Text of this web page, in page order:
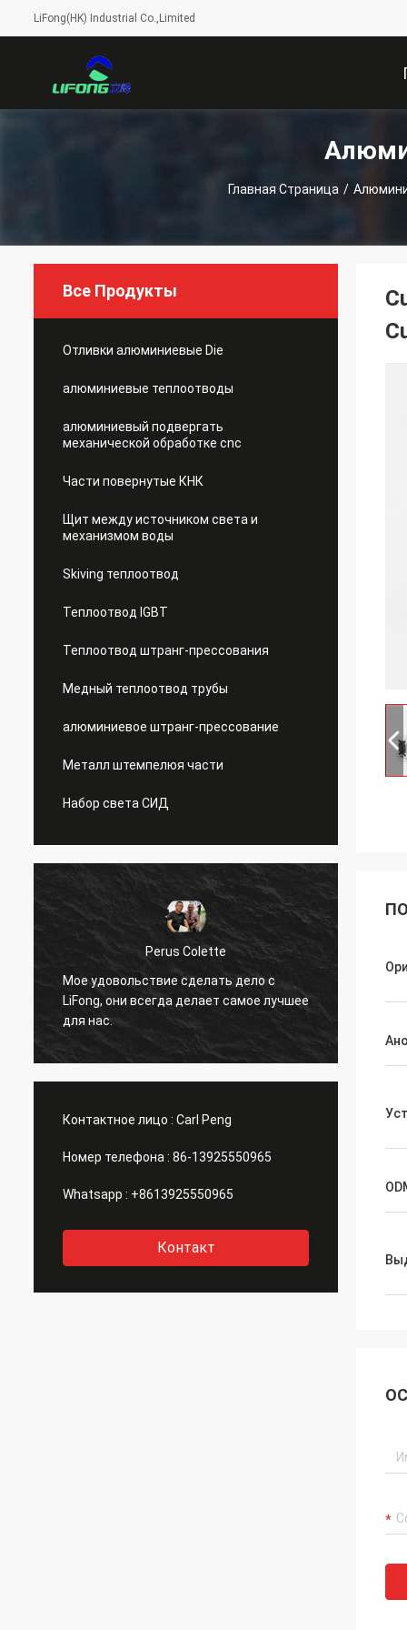
LiFong(HK) Industrial Co.,Limited
Главная Страница /
Все Продукты
Отливки алюминиевые Die
алюминиевые теплоотводы
алюминиевый подвергать
механической обработке cnc
Части повернутые КНК
Щит между источником света и
механизмом воды
Skiving теплоотвод
Теплоотвод IGBT
Теплоотвод штранг-прессования
Медный теплоотвод трубы
алюминиевое штранг-прессование
Металл штемпелюя части
Набор света СИД
Perus Colette
Мое удовольствие сделать дело с
LiFong, они всегда делает самое лучшее
для нас.
Я
Контактное лицо : Carl Peng
Номер телефона : 86-13925550965
Whatsapp : +8613925550965
Контакт